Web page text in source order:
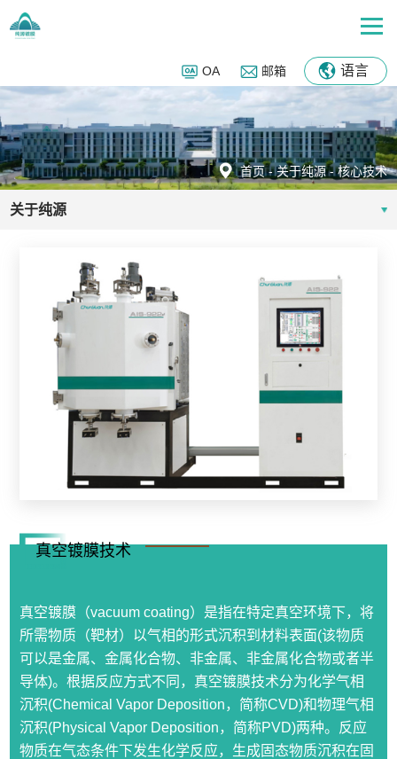
语言
OA 邮箱
首页-关于纯源-核心技术
关于纯源
真空镀膜技术
真空镀膜（vacuum coating）是指在特定真空环境下，将
所需物质（靶材）以气相的形式沉积到材料表面(该物质
可以是金属、金属化合物、非金属、非金属化合物或者半
导体)。根据反应方式不同，真空镀膜技术分为化学气相
沉积(Chemical Vapor Deposition，简称CVD)和物理气相
沉积(Physical Vapor Deposition，简称PVD)两种。反应
物质在气态条件下发生化学反应，生成固态物质沉积在固